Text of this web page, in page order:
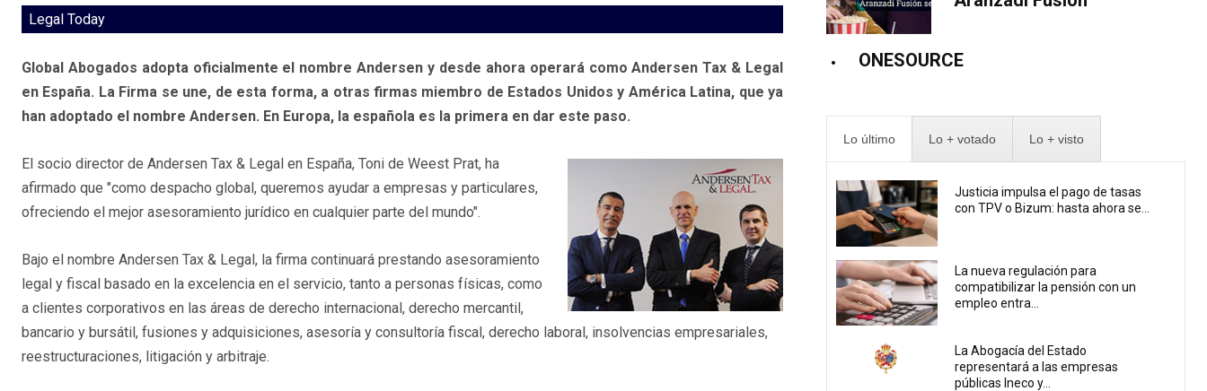
Legal Today
Global Abogados adopta oficialmente el nombre Andersen y desde ahora operará como Andersen Tax & Legal
en España. La Firma se une, de esta forma, a otras firmas miembro de Estados Unidos y América Latina, que ya
han adoptado el nombre Andersen. En Europa, la española es la primera en dar este paso.
El socio director de Andersen Tax & Legal en España, Toni de Weest Prat, ha
afirmado que "como despacho global, queremos ayudar a empresas y particulares,
ofreciendo el mejor asesoramiento jurídico en cualquier parte del mundo".
Bajo el nombre Andersen Tax & Legal, la firma continuará prestando asesoramiento
legal y fiscal basado en la excelencia en el servicio, tanto a personas físicas, como
a clientes corporativos en las áreas de derecho internacional, derecho mercantil,
bancario y bursátil, fusiones y adquisiciones, asesoría y consultoría fiscal, derecho laboral, insolvencias empresariales,
reestructuraciones, litigación y arbitraje.
ONESOURCE
Lo último Lo + votado Lo + visto
Justicia impulsa el pago de tasas
con TPV o Bizum: hasta ahora se...
La nueva regulación para
compatibilizar la pensión con un
empleo entra...
La Abogacía del Estado
representará a las empresas
públicas Ineco y...